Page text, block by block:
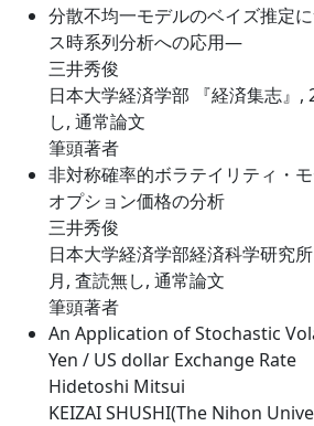
分散不均一モデルのベイズ推定
ス時系列分析への応用―
三井秀俊
日本大学経済学部 『経済集志』,
し, 通常論文
筆頭著者
非対称確率的ボラテイリティ・
オプション価格の分析
三井秀俊
日本大学経済学部経済科学研究
月, 査読無し, 通常論文
筆頭著者
An Application of Stochastic
Yen / US dollar Exchange Rate
Hidetoshi Mitsui
KEIZAI SHUSHI(The Nihon